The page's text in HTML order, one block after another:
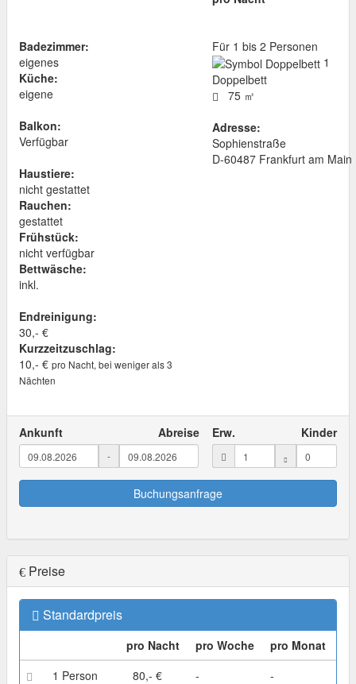
Badezimmer:
eigenes
Küche:
eigene
Balkon:
Verfügbar
Haustiere:
nicht gestattet
Rauchen:
gestattet
Frühstück:
nicht verfügbar
Bettwäsche:
inkl.
Endreinigung:
30,- €
Kurzzeitzuschlag:
10,- € pro Nacht, bei weniger als 3
Nächten
Für 1 bis 2 Personen
1
Doppelbett
75 ㎡
Adresse:
Sophienstraße
D-60487Frankfurt am Main
Ankunft Abreise
-
Erw. Kinder
Buchungsanfrage
Preise
Standardpreis
pro Nacht pro Woche
pro Monat
1 Person
80,- € -
-